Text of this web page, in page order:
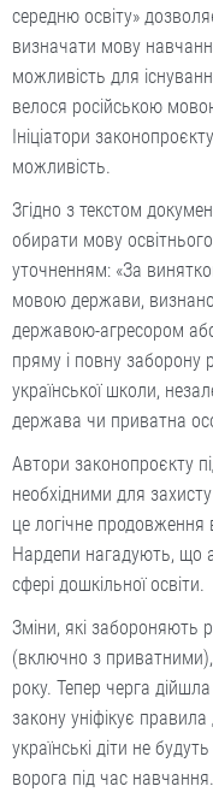
середню освіту»
визначати мову
можливість для
велося російською
Ініціатори
можливість.
Згідно з текстом
обирати мову
уточненням: «За
мовою держави,
державою-агресором
пряму і повну заборону
української школи,
держава чи приватна
Автори законопроєкту
необхідними для
це логічне продовження
Нардепи нагадують, що
сфері дошкільної освіти.
Зміни, які забороняють
(включно з
року. Тепер черга
закону уніфікує
українські діти не
ворога під час навчання.